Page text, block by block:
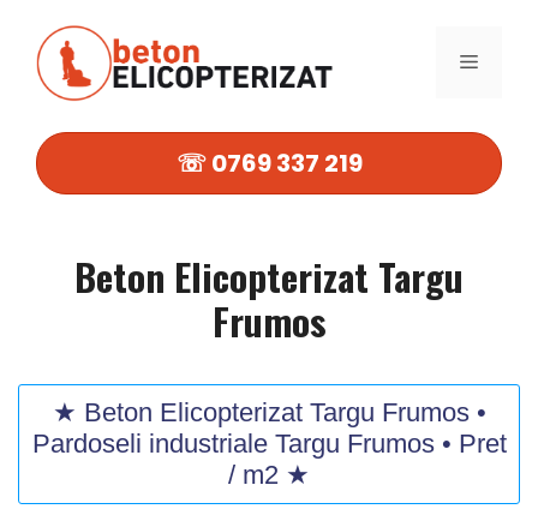
conținut
MENIU
☏ 0769 337 219
Beton Elicopterizat Targu
Frumos
★ Beton Elicopterizat Targu Frumos •
Pardoseli industriale Targu Frumos • Pret
/ m2 ★